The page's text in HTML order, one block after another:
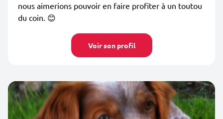
nous aimerions pouvoir en faire profiter à un toutou
du coin. 😊
Voir son profil